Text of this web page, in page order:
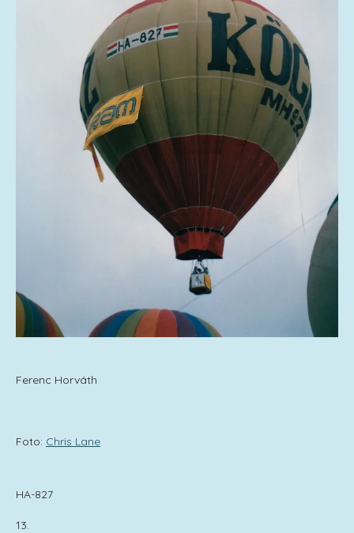
Ferenc Horváth
Foto: Chris Lane
HA-827
13.